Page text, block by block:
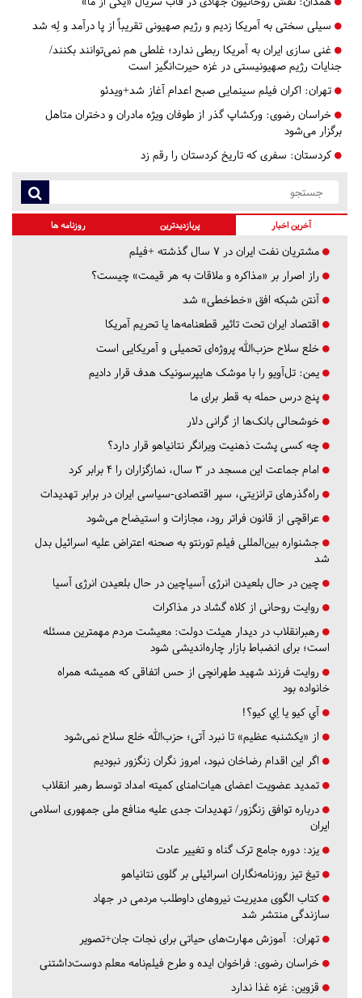
سیلی سختی به آمریکا زدیم و رژیم صهیونی تقریباً از پا درآمد و لِه شد
غنی سازی ایران به آمریکا ربطی ندارد؛ غلطی هم‌ نمی‌توانند بکنند/
جنایات رژیم صهیونیستی در غزه حیرت‌انگیز است
تهران: اکران فیلم سینمایی صبح اعدام آغاز شد+ویدئو
خراسان رضوی: ورکشاپ گذر از طوفان ویژه مادران و دختران متاهل
برگزار می‌شود
کردستان: سفری که تاریخ کردستان را رقم زد
آخرین اخبار پربازدیدترین روزنامه ها
مشتریان نفت ایران در ۷ سال گذشته +فیلم
راز اصرار بر «مذاکره و ملاقات به هر قیمت» چیست؟
آنتن شبکه افق «خط‌خطی» شد
اقتصاد ایران تحت تاثیر قطعنامه‌ها یا تحریم‌ آمریکا
خلع سلاح حزب‌الله پروژه‌ای تحمیلی و آمریکایی است
یمن: تل‌آویو را با موشک هایپرسونیک هدف قرار دادیم
پنج درس‌ حمله به قطر برای ما
خوشحالی بانک‌ها از گرانی دلار
چه کسی پشت ذهنیت ویرانگر نتانیاهو قرار دارد؟
امام جماعت این مسجد در ۳ سال، نمازگزاران را ۴ برابر کرد
راه‌گذرهای ترانزیتی، سپر اقتصادی-سیاسی ایران در برابر تهدیدات
عراقچی از قانون فراتر رود، مجازات و استیضاح می‌شود
جشنواره بین‌المللی فیلم تورنتو به صحنه اعتراض علیه اسرائیل بدل
شد
چین در حال بلعیدن انرژی آسیاچین در حال بلعیدن انرژی آسیا
روایت روحانی از کلاه گشاد در مذاکرات
رهبرانقلاب در دیدار هیئت دولت: معیشت مردم مهمترین مسئله
است؛ برای انضباط بازار چاره‌اندیشی شود
روایت فرزند شهید طهرانچی از حس اتفاقی که همیشه همراه
خانواده بود
آي كيو يا اِي كيو؟!
از «یکشنبه عظیم» تا نبرد آتی؛ حزب‌الله خلع سلاح نمی‌شود
اگر این اقدام رضاخان نبود، امروز نگران زنگزور نبودیم
تمدید عضویت اعضای هیات‌امنای کمیته امداد توسط رهبر انقلاب
درباره توافق زنگزور/ تهدیدات جدی علیه منافع ملی جمهوری اسلامی
ایران
یزد: دوره جامع ترک گناه و تغییر عادت
تیغ تیز روزنامه‌نگاران اسرائیلی بر گلوی نتانیاهو
کتاب الگوی مدیریت نیروهای داوطلب مردمی در جهاد
سازندگی منتشر شد
تهران: آموزش مهارت‌های حیاتی برای نجات جان+تصویر
خراسان رضوی: فراخوان ایده و طرح فیلم‌نامه معلم دوست‌داشتنی
قزوین: غزه غذا ندارد